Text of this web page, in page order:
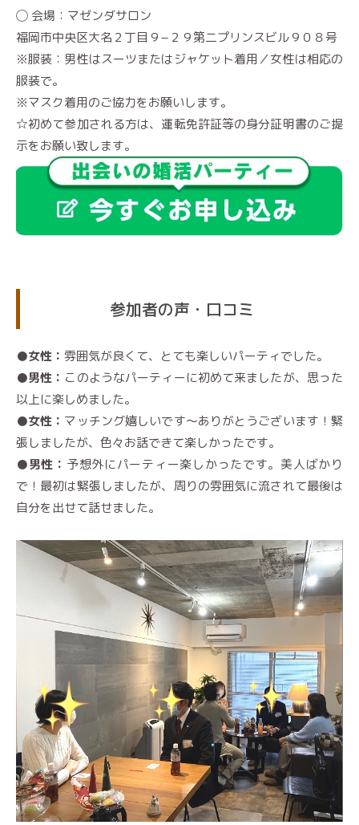
◯ 会場：マゼンダサロン
福岡市中央区大名２丁目９−２９第二プリンスビル９０８号
※服装：男性はスーツまたはジャケット着用／女性は相応の
服装で。
※マスク着用のご協力をお願いします。
☆初めて参加される方は、運転免許証等の身分証明書のご提
示をお願い致します。
参加者の声・口コミ
●女性： 雰囲気が良くて、とても楽しいパーティでした。
●男性： このようなパーティーに初めて来ましたが、思った
以上に楽しめました。
●女性： マッチング嬉しいです～ありがとうございます！緊
張しましたが、色々お話できて楽しかったです。
●男性： 予想外にパーティー楽しかったです。美人ばかり
で！最初は緊張しましたが、周りの雰囲気に流されて最後は
自分を出せて話せました。